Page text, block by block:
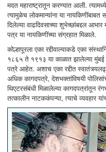
मदत महाराष्ट्रातून करण्यात आली.
त्यामुळेच लोकमान्यांना या
दिलेल्या वाढदिवसाच्या शुभेच्छांबद्दल
पत्र या नायकिणींच्या संग्रहात मिळाले.
कोल्हापूरला एका रद्दीवाल्याकडे एका
१८६५ ते १९१३ या काळात झालेल्या मुंबई
पत्रे आहेत. अशाच एका रद्दीत
अधिक कागदपत्रे, देशभक्तांविषयी
थिएटरसंबंधी मिळालेल्या कागदपत्रांतून
तत्कालीन नाटककंपन्या, त्याचे व्यवहार